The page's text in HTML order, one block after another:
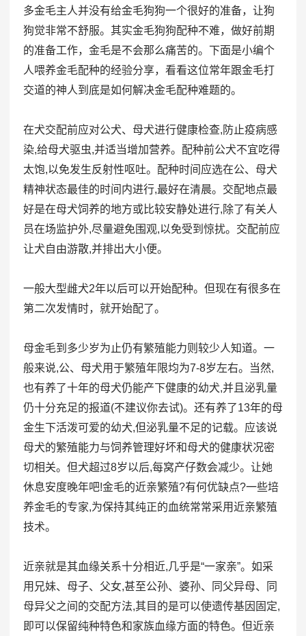
多金毛主人并没有给金毛狗狗一个很好的准备，让狗
狗觉非常不舒服。其实金毛狗狗配种不难，做好前期
的准备工作，金毛是不会那么痛苦的。下面是小编个
人喂养金毛配种的经验分享，看看这位常年跟金毛打
交道的神人到底是如何解决金毛配种难题的。
在犬交配前应对公犬、母犬进行健康检查,防止疫病感
染,给母犬驱虫,并适当增加营养。配种前公犬不宜吃得
太饱,以免发生反射性呕吐。配种时间应选在公、母犬
精神状态最佳的时间内进行,最好在清晨。交配地点最
好是在母犬饲养的地方或比较安静处进行,除了有关人
员在场监护外,尽量避免围观,以免受到惊扰。交配前应
让犬自由游散,并排出大小便。
一般大型雌犬2年以后可以开始配种。但现在有很多在
第二次发情时，就开始配了。
母金毛到多少岁为止仍有繁殖能力则较少人知道。一
般来说,公、母犬用于繁殖年限均为7-8岁左右。当然,
也有养了十年的母犬仍能产下健康的幼犬,并且泌乳量
仍十分充足的报道(不建议你去试)。还有养了13年的母
金生下活泼可爱的幼犬,但泌乳量不足的记载。应该说
母犬的繁殖能力与饲养管理好坏和母犬的健康状况密
切相关。但犬超过8岁以后,每窝产仔数会减少。让她
休息安度晚年吧!金毛的近亲繁殖?有何优缺点?一些培
养金毛的专家,为保持其纯正的血统常常采用近亲繁殖
技术。
近亲就是其血缘关系十分相近,几乎是“一家亲”。如采
用兄妹、母子、父女,甚至公孙、婆孙、同父异母、同
母异父之间的交配方法,其目的是可以使遗传基因固定,
即可以保留纯种特色和家族血缘方面的特色。但近亲